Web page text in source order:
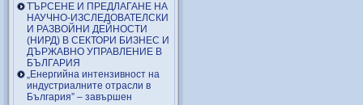
ТЪРСЕНЕ И ПРЕДЛАГАНЕ НА
НАУЧНО-ИЗСЛЕДОВАТЕЛСКИ
И РАЗВОЙНИ ДЕЙНОСТИ
(НИРД) В СЕКТОРИ БИЗНЕС И
ДЪРЖАВНО УПРАВЛЕНИЕ В
БЪЛГАРИЯ
„Енергийна интензивност на
индустриалните отрасли в
България” – завършен